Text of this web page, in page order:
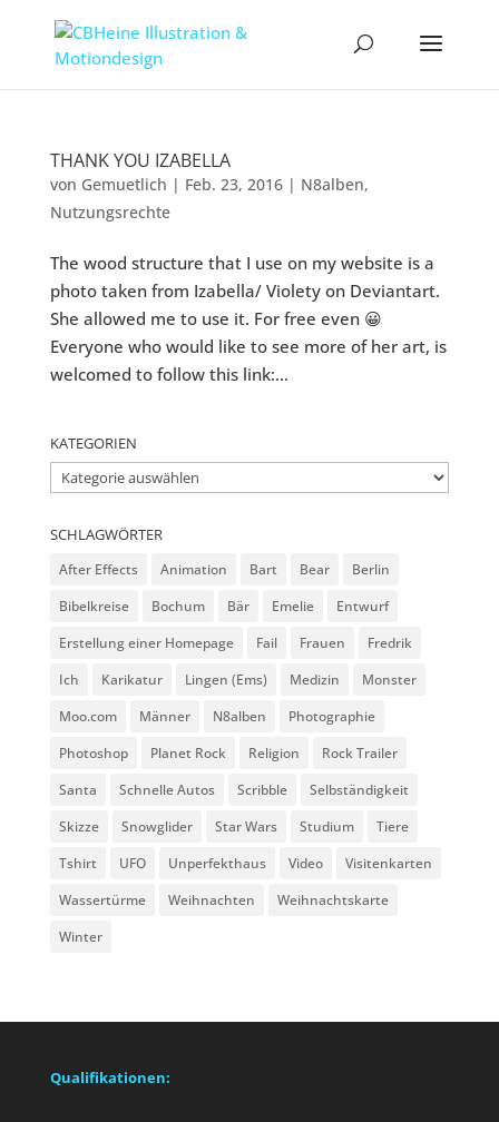
THANK YOU IZABELLA
von Gemuetlich | Feb. 23, 2016| N8alben,
Nutzungsrechte
The wood structure that I use on my website is a
photo taken from Izabella/ Violety on Deviantart.
She allowed me to use it. For free even 😀
Everyone who would like to see more of her art, is
welcomed to follow this link:...
KATEGORIEN
Kategorien
SCHLAGWÖRTER
After Effects Animation Bart Bear
Berlin
Bibelkreise
Bochum Bär Emelie
Entwurf
Erstellung einer Homepage
Fail Frauen
Fredrik
Ich
Karikatur Lingen (Ems) Medizin
Monster
Moo.com
Männer N8alben
Photographie
Photoshop
Planet Rock Religion
Rock Trailer
Santa
Schnelle Autos Scribble
Selbständigkeit
Skizze
Snowglider Star Wars Studium
Tiere
Tshirt
UFO Unperfekthaus Video
Visitenkarten
Wassertürme
Weihnachten
Weihnachtskarte
Winter
Qualifikationen: